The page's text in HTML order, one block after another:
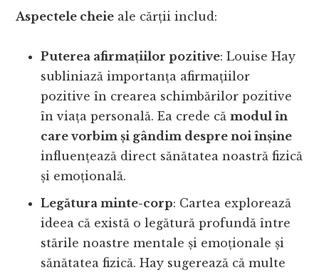
Aspectele cheie ale cărții includ:
Puterea afirmațiilor pozitive: Louise Hay
subliniază importanța afirmațiilor
pozitive în crearea schimbărilor pozitive
în viața personală. Ea crede cămodul în
care vorbim și gândim despre noi înșine
influențează direct sănătatea noastră fizică
și emoțională.
Legătura minte-corp: Cartea explorează
ideea că există o legătură profundă între
stările noastre mentale și emoționale și
sănătatea fizică. Hay sugerează că multe